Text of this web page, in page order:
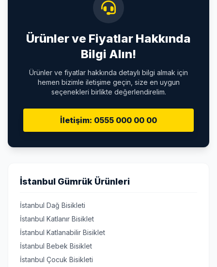
Ürünler ve Fiyatlar Hakkında
Bilgi Alın!
Ürünler ve fiyatlar hakkında detaylı bilgi almak için
hemen bizimle iletişime geçin, size en uygun
seçenekleri birlikte değerlendirelim.
İletişim: 0555 000 00 00
İstanbul Gümrük Ürünleri
İstanbul Dağ Bisikleti
İstanbul Katlanır Bisiklet
İstanbul Katlanabilir Bisiklet
İstanbul Bebek Bisiklet
İstanbul Çocuk Bisikleti